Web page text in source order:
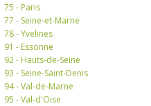
75 - Paris
77 - Seine-et-Marne
78 - Yvelines
91 - Essonne
92 - Hauts-de-Seine
93 - Seine-Saint-Denis
94 - Val-de-Marne
95 - Val-d'Oise